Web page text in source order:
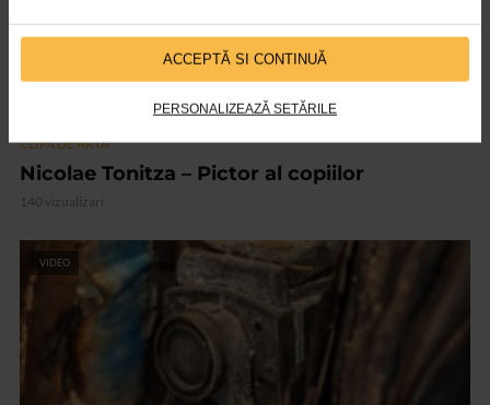
ACCEPTĂ SI CONTINUĂ
PERSONALIZEAZĂ SETĂRILE
CLIPA DE ARTA
Nicolae Tonitza – Pictor al copiilor
140 vizualizari
VIDEO